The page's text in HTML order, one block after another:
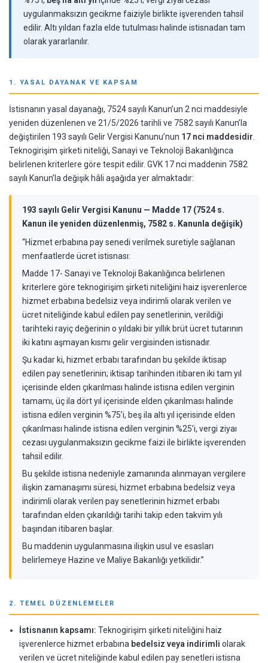
uygulanmaksızın gecikme faiziyle birlikte işverenden tahsil
edilir. Altı yıldan fazla elde tutulması halinde istisnadan tam
olarak yararlanılır.
1. YASAL DAYANAK VE KAPSAM
İstisnanın yasal dayanağı, 7524 sayılı Kanun’un 2 nci maddesiyle
yeniden düzenlenen ve 21/5/2026 tarihli ve 7582 sayılı Kanun’la
değiştirilen 193 sayılı Gelir Vergisi Kanunu’nun 17 nci maddesidir
Teknogirişim şirketi niteliği, Sanayi ve Teknoloji Bakanlığınca
belirlenen kriterlere göre tespit edilir. GVK 17 nci maddenin 7582
sayılı Kanun’la değişik hâli aşağıda yer almaktadır:
193 sayılı Gelir Vergisi Kanunu — Madde 17 (7524 s.
Kanun ile yeniden düzenlenmiş, 7582 s. Kanunla değişik)
“Hizmet erbabına pay senedi verilmek suretiyle sağlanan
menfaatlerde ücret istisnası:
Madde 17- Sanayi ve Teknoloji Bakanlığınca belirlenen
kriterlere göre teknogirişim şirketi niteliğini haiz işverenlerce
hizmet erbabına bedelsiz veya indirimli olarak verilen ve
ücret niteliğinde kabul edilen pay senetlerinin, verildiği
tarihteki rayiç değerinin o yıldaki bir yıllık brüt ücret tutarının
iki katını aşmayan kısmı gelir vergisinden istisnadır.
Şu kadar ki, hizmet erbabı tarafından bu şekilde iktisap
edilen pay senetlerinin; iktisap tarihinden itibaren iki tam yıl
içerisinde elden çıkarılması halinde istisna edilen verginin
tamamı, üç ila dört yıl içerisinde elden çıkarılması halinde
istisna edilen verginin %75’i, beş ila altı yıl içerisinde elden
çıkarılması halinde istisna edilen verginin %25’i, vergi ziyaı
cezası uygulanmaksızın gecikme faizi ile birlikte işverenden
tahsil edilir.
Bu şekilde istisna nedeniyle zamanında alınmayan vergilere
ilişkin zamanaşımı süresi, hizmet erbabına bedelsiz veya
indirimli olarak verilen pay senetlerinin hizmet erbabı
tarafından elden çıkarıldığı tarihi takip eden takvim yılı
başından itibaren başlar.
Bu maddenin uygulanmasına ilişkin usul ve esasları
belirlemeye Hazine ve Maliye Bakanlığı yetkilidir.”
2. TEMEL DÜZENLEMELER
İstisnanın kapsamı: Teknogirişim şirketi niteliğini haiz
işverenlerce hizmet erbabına bedelsiz veya indirimli olarak
verilen ve ücret niteliğinde kabul edilen pay senetleri istisna